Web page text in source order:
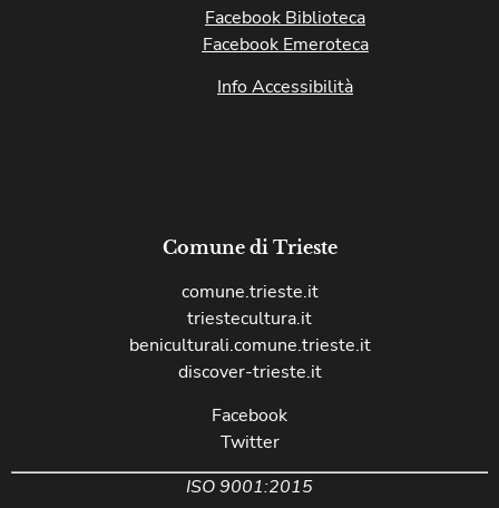
Facebook Biblioteca
Facebook Emeroteca
Info Accessibilità
Comune di Trieste
comune.trieste.it
triestecultura.it
beniculturali.comune.trieste.it
discover-trieste.it
Facebook
Twitter
ISO 9001:2015